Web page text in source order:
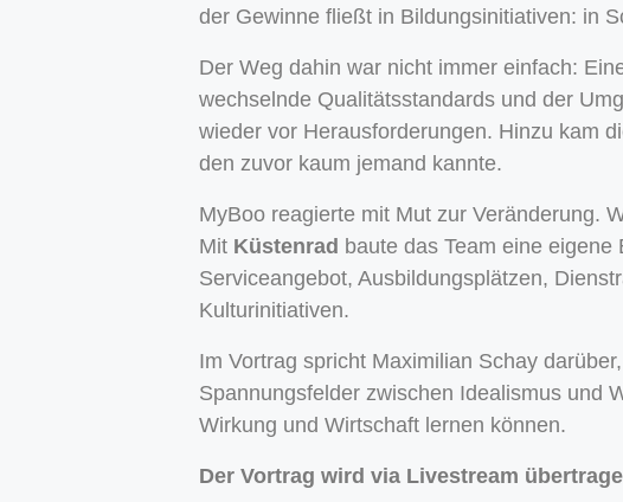
der Gewinne fließt in Bildungsinitiativen: in
Der Weg dahin war nicht immer einfach:
wechselnde Qualitätsstandards und der
wieder vor Herausforderungen. Hinzu kam
den zuvor kaum jemand kannte.
MyBoo reagierte mit Mut zur Veränderung.
Mit Küstenrad baute das Team eine
Serviceangebot, Ausbildungsplätzen,
Kulturinitiativen.
Im Vortrag spricht Maximilian Schay
Spannungsfelder zwischen Idealismus und
Wirkung und Wirtschaft lernen können.
Der Vortrag wird via Livestream